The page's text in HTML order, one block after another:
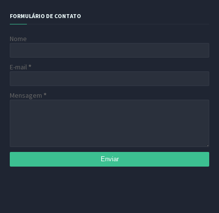
FORMULÁRIO DE CONTATO
Nome
E-mail *
Mensagem *